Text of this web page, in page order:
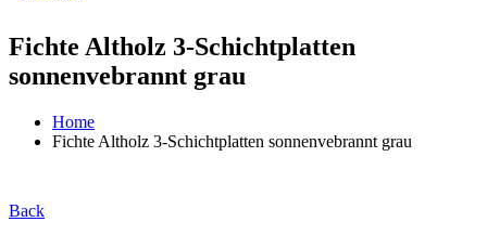
Fichte Altholz 3-Schichtplatten
sonnenvebrannt grau
Home
Fichte Altholz 3-Schichtplatten sonnenvebrannt grau
Back